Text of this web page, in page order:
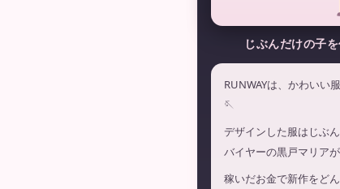
じぶんだけの子を
RUNWAYは、かわいい
🪡
デザインした服はじぶ
バイヤーの黒戸マリア
稼いだお金で新作をど